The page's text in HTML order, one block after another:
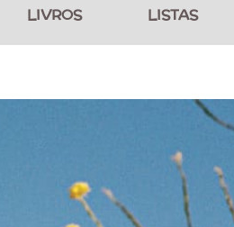
LIVROS LISTAS